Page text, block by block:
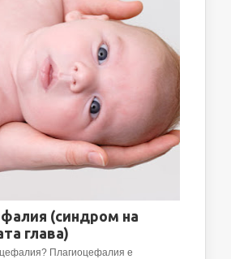
(синдром на
глава)
Плагиоцефалия е